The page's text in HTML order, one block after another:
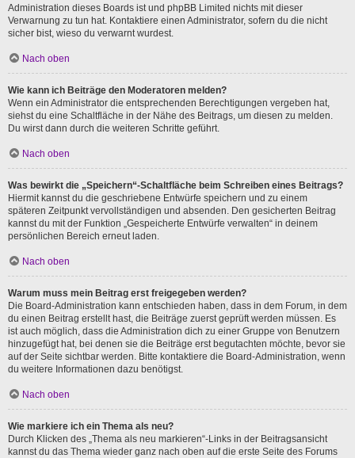
Administration dieses Boards ist und phpBB Limited nichts mit dieser
Verwarnung zu tun hat. Kontaktiere einen Administrator, sofern du die nicht
sicher bist, wieso du verwarnt wurdest.
Nach oben
Wie kann ich Beiträge den Moderatoren melden?
Wenn ein Administrator die entsprechenden Berechtigungen vergeben hat,
siehst du eine Schaltfläche in der Nähe des Beitrags, um diesen zu melden.
Du wirst dann durch die weiteren Schritte geführt.
Nach oben
Was bewirkt die „Speichern“-Schaltfläche beim Schreiben eines Beitrags?
Hiermit kannst du die geschriebene Entwürfe speichern und zu einem
späteren Zeitpunkt vervollständigen und absenden. Den gesicherten Beitrag
kannst du mit der Funktion „Gespeicherte Entwürfe verwalten“ in deinem
persönlichen Bereich erneut laden.
Nach oben
Warum muss mein Beitrag erst freigegeben werden?
Die Board-Administration kann entschieden haben, dass in dem Forum, in dem
du einen Beitrag erstellt hast, die Beiträge zuerst geprüft werden müssen. Es
ist auch möglich, dass die Administration dich zu einer Gruppe von Benutzern
hinzugefügt hat, bei denen sie die Beiträge erst begutachten möchte, bevor sie
auf der Seite sichtbar werden. Bitte kontaktiere die Board-Administration, wenn
du weitere Informationen dazu benötigst.
Nach oben
Wie markiere ich ein Thema als neu?
Durch Klicken des „Thema als neu markieren“-Links in der Beitragsansicht
kannst du das Thema wieder ganz nach oben auf die erste Seite des Forums